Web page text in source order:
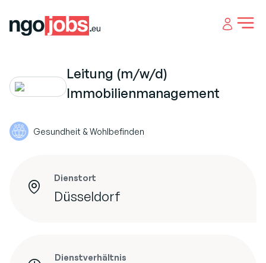
Open
Leitung (m/w/d)
Immobilienmanagement
Gesundheit & Wohlbefinden
Dienstort
Düsseldorf
Dienstverhältnis